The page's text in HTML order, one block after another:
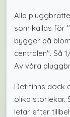
Alla
som kallas för
bygger på
centralen". Så
Av våra
Det finns dock
olika storlekar.
letar efter